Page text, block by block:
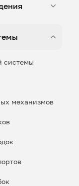
системы
механизмов